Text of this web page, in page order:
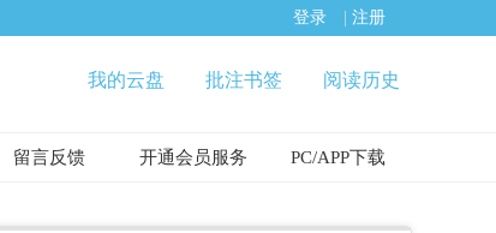
登录 注册
我的云盘 批注书签 阅读历史
留言反馈 开通会员服务 PC/APP下载